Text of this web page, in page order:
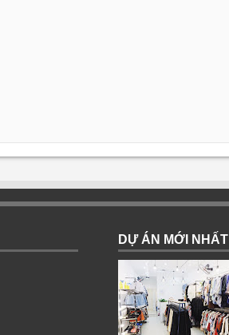
DỰ ÁN MỚI NHẤT